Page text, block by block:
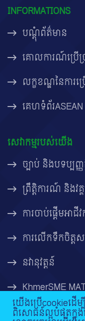
INFORMATIONS
បណ្តុំព័ត៌មាន
គោលការណ៍ប្រើ
លក្ខខណ្ឌនៃការ
គេហទំព័រ
សេវាកម្មរបស់យើង
ច្បាប់ និងបទប្បញ្ញ
ព្រឹត្តិការណ៍ និងវ
ការចាប់ផ្តើមអាជីវ
ការលើកទឹកចិត្
នវានុវត្តន៍
KhmerSME
យើងប្រើcookieដ
ពិសោធន៍ល្អបំផុតក្នុ